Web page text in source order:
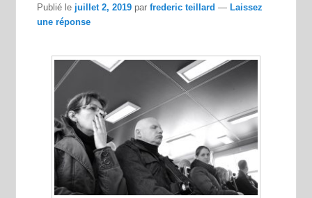
Publié le juillet 2, 2019 parfrederic teillard — Laissez
une réponse